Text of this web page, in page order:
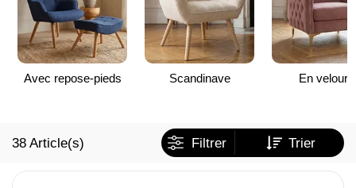
Avec repose-pieds Scandinave En velours
38 Article(s) Filtrer Trier